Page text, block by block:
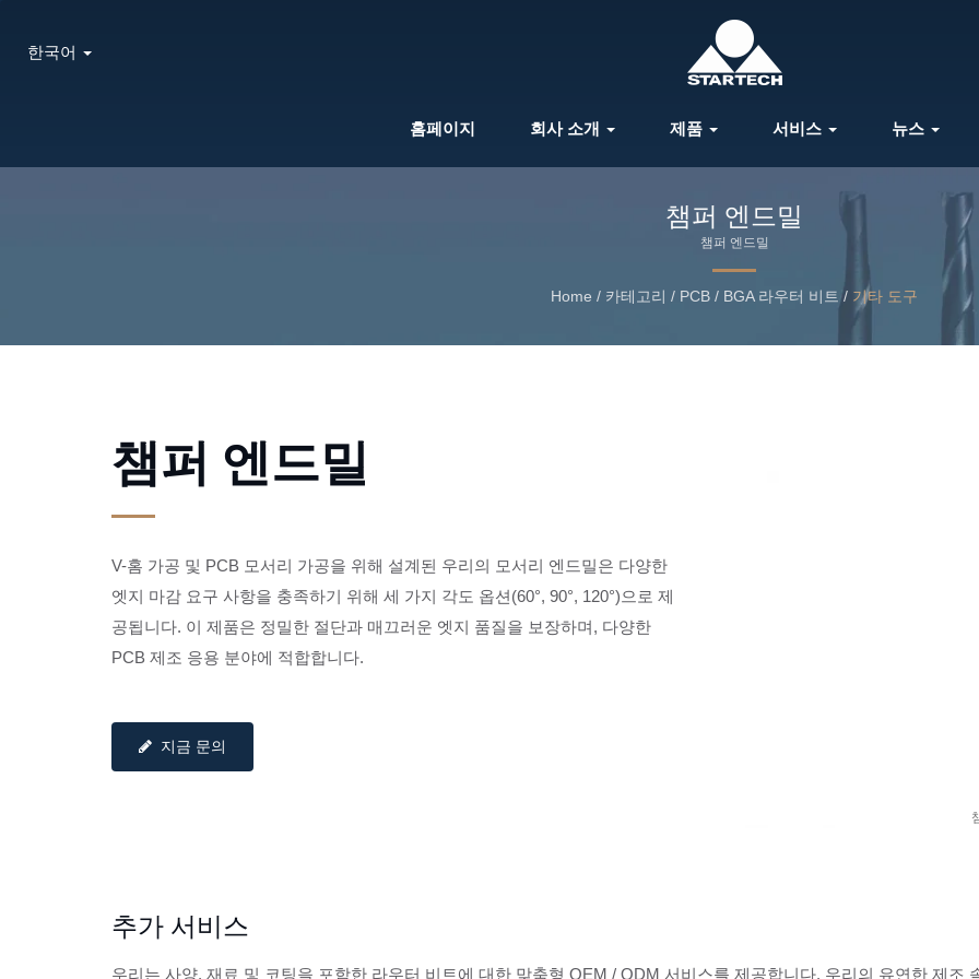
홈페이지 회사 소개 제품 서비스 뉴스
한국어
챔퍼 엔드밀
챔퍼 엔드밀
Home / 카테고리 / PCB / BGA 라우터 비트 / 기타 도구
챔퍼 엔드밀
V-홈 가공 및 PCB 모서리 가공을 위해 설계된 우리의 모서리 엔드밀은 다양한
엣지 마감 요구 사항을 충족하기 위해 세 가지 각도 옵션(60°, 90°, 120°)으로 제
공됩니다. 이 제품은 정밀한 절단과 매끄러운 엣지 품질을 보장하며, 다양한
PCB 제조 응용 분야에 적합합니다.
지금 문의
추가 서비스
우리는 사양, 재료 및 코팅을 포함한 라우터 비트에 대한 맞춤형 OEM / ODM 서비스를 제공합니다. 우리의 유연한 제조